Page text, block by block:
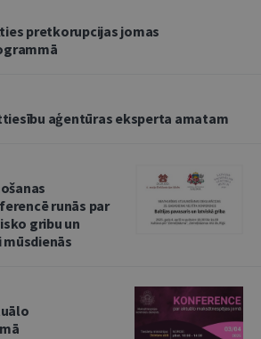
pretkorupcijas jomas
aģentūras eksperta amatam
runās par
gribu un